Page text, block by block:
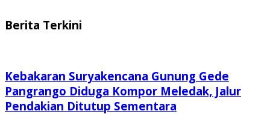
Berita Terkini
Kebakaran Suryakencana Gunung Gede
Pangrango Diduga Kompor Meledak, Jalur
Pendakian Ditutup Sementara